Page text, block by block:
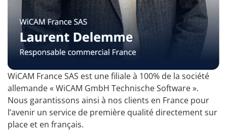
WiCAM France SAS est une filiale à 100% de la société
allemande « WiCAM GmbH Technische Software ».
Nous garantissons ainsi à nos clients en France pour
l’avenir un service de première qualité directement sur
place et en français.